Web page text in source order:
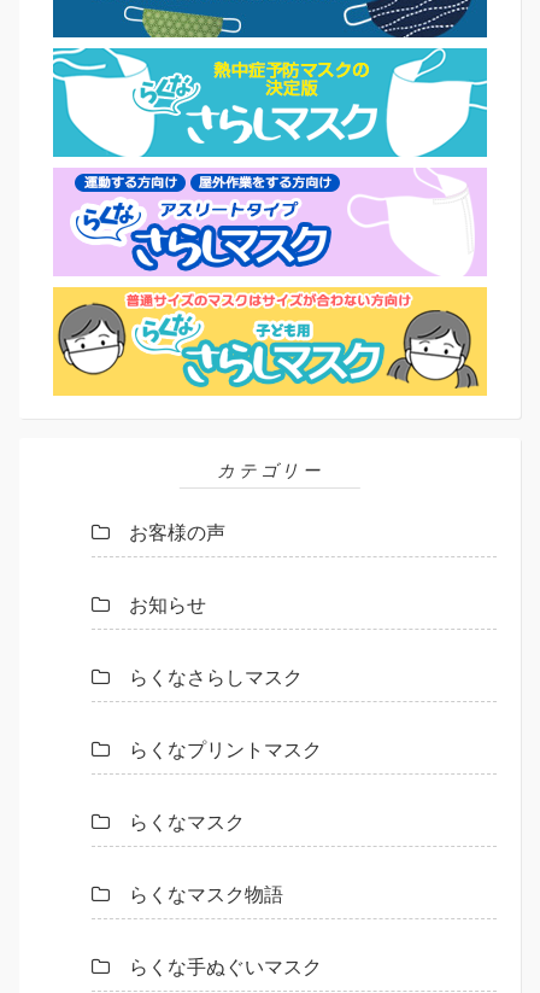
カテゴリー
お客様の声
お知らせ
らくなさらしマスク
らくなプリントマスク
らくなマスク
らくなマスク物語
らくな手ぬぐいマスク